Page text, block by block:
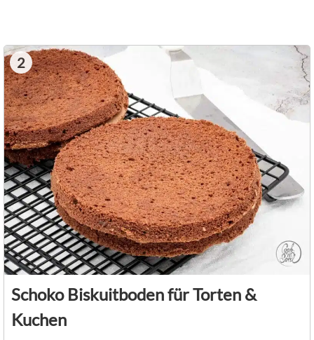
2
Schoko Biskuitboden für Torten &
Kuchen